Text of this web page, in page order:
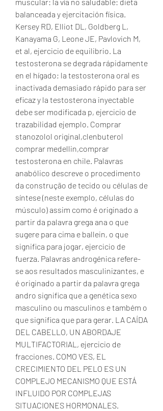
balanceada y ejercitación física.
Kersey RD, Elliot DL, Goldberg L,
Kanayama G, Leone JE, Pavlovich M,
et al, ejercicio de equilibrio. La
testosterona se degrada rápidamente
en el hígado; la testosterona oral es
inactivada demasiado rápido para ser
eficaz y la testosterona inyectable
debe ser modificada p, ejercicio de
trazabilidad ejemplo. Comprar
stanozolol original,clenbuterol
comprar medellin,comprar
testosterona en chile. Palavras
anabólico descreve o procedimento
da construção de tecido ou células de
síntese (neste exemplo, células do
músculo) assim como é originado a
partir da palavra grega ana o que
sugere para cima e ballein, o que
significa para jogar, ejercicio de
fuerza. Palavras androgénica refere-
se aos resultados masculinizantes, e
é originado a partir da palavra grega
andro significa que a genética sexo
masculino ou masculinos e também o
que significa que para gerar. LA CAÍDA
DEL CABELLO, UN ABORDAJE
MULTIFACTORIAL, ejercicio de
fracciones. COMO VES, EL
CRECIMIENTO DEL PELO ES UN
COMPLEJO MECANISMO QUE ESTÁ
INFLUIDO POR COMPLEJAS
SITUACIONES HORMONALES.